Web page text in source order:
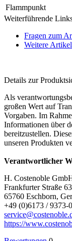
Flammpunkt
Weiterführende
Fragen zum
Weitere
Details zur
Als
großen Wert auf
Vorgaben. Im
Informationen über
bereitzustellen.
unseren Produkten
Verantwortlicher
H. Costenoble
Frankfurter Straße
65760 Eschborn,
+49 (0)6173 / 9373-0
https://